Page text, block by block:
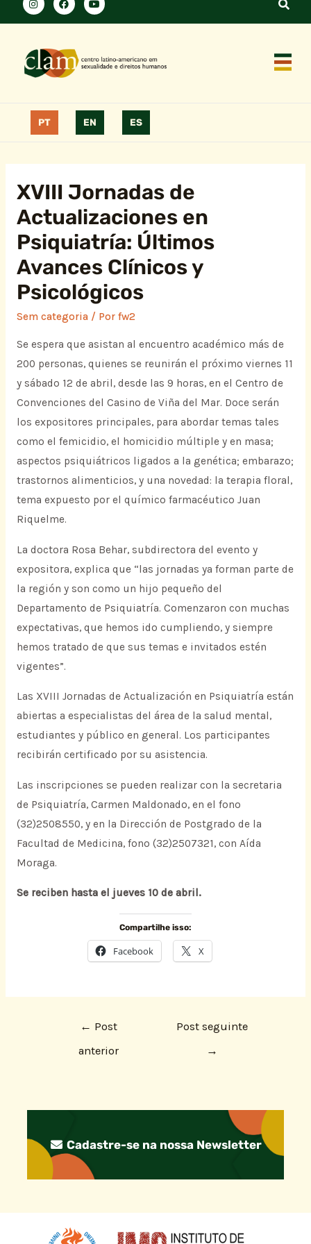
PT EN ES
XVIII Jornadas de
Actualizaciones en
Psiquiatría: Últimos
Avances Clínicos y
Psicológicos
Sem categoria/ Por fw2
Se espera que asistan al encuentro académico más de
200 personas, quienes se reunirán el próximo viernes 11
y sábado 12 de abril, desde las 9 horas, en el Centro de
Convenciones del Casino de Viña del Mar. Doce serán
los expositores principales, para abordar temas tales
como el femicidio, el homicidio múltiple y en masa;
aspectos psiquiátricos ligados a la genética; embarazo;
trastornos alimenticios, y una novedad: la terapia floral,
tema expuesto por el químico farmacéutico Juan
Riquelme.
La doctora Rosa Behar, subdirectora del evento y
expositora, explica que “las jornadas ya forman parte de
la región y son como un hijo pequeño del
Departamento de Psiquiatría. Comenzaron con muchas
expectativas, que hemos ido cumpliendo, y siempre
hemos tratado de que sus temas e invitados estén
vigentes”.
Las XVIII Jornadas de Actualización en Psiquiatría están
abiertas a especialistas del área de la salud mental,
estudiantes y público en general. Los participantes
recibirán certificado por su asistencia.
Las inscripciones se pueden realizar con la secretaria
de Psiquiatría, Carmen Maldonado, en el fono
(32)2508550, y en la Dirección de Postgrado de la
Facultad de Medicina, fono (32)2507321, con Aída
Moraga.
Se reciben hasta el jueves 10 de abril.
Compartilhe isso:
Facebook X
← Post
anterior
Post seguinte
→
Cadastre-se na nossa Newsletter